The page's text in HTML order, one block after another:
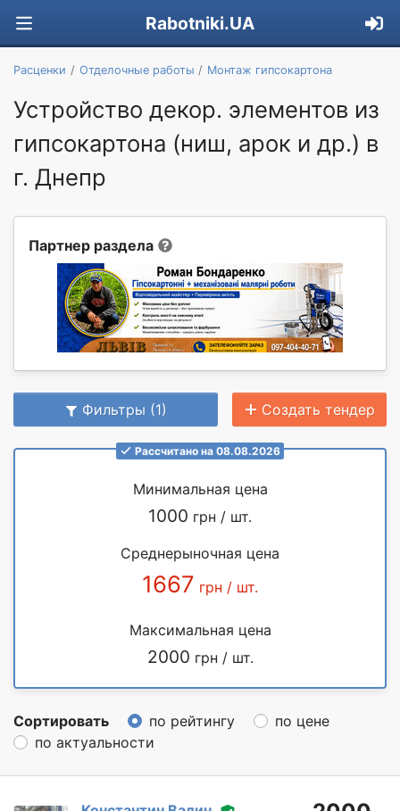
Rabotniki.UA
Расценки Отделочные работы Монтаж гипсокартона
Устройство декор. элементов из
гипсокартона (ниш, арок и др.) в
г. Днепр
Партнер раздела
Фильтры (1) Создать тендер
Рассчитано на 08.08.2026
Минимальная цена
1000 грн / шт.
Среднерыночная цена
1667 грн / шт.
Максимальная цена
2000 грн / шт.
Сортировать по рейтингу
по цене
по актуальности